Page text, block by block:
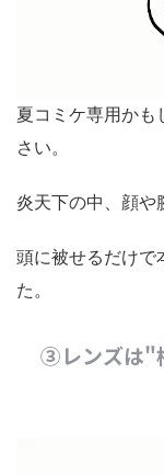
夏コミケ専用かも
さい。
炎天下の中、顔や
頭に被せるだけで
た。
③レンズは"